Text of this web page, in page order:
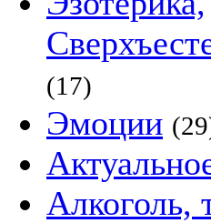
(17)
Эмоции
Алкоголь,